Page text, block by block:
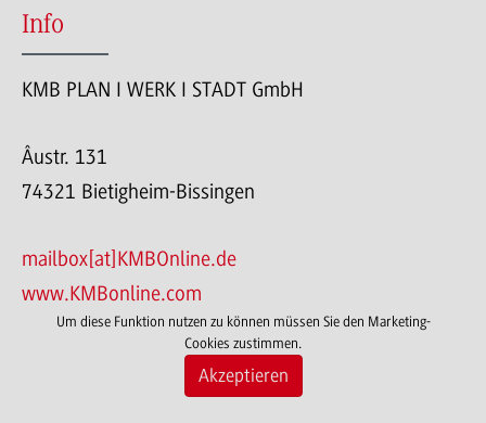
Info
KMB PLAN I WERK I STADT GmbH
Âustr. 131
74321 Bietigheim-Bissingen
mailbox[at]KMBOnline.de
www.KMBonline.com
Um diese Funktion nutzen zu können müssen Sie den Marketing-
Cookies zustimmen.
Akzeptieren